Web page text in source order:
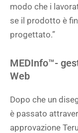
modo che i
se il prodotto è
progettato.”
MEDInfo™-
Web
Dopo che un
è passato
approvazione